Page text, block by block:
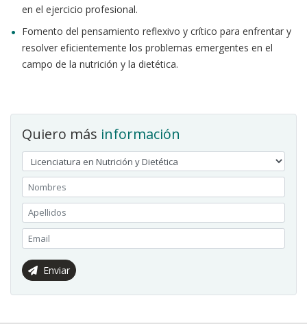
Quiero más información
Enviar
en el ejercicio profesional.
Fomento del pensamiento reflexivo y crítico para enfrentar y
resolver eficientemente los problemas emergentes en el
campo de la nutrición y la dietética.